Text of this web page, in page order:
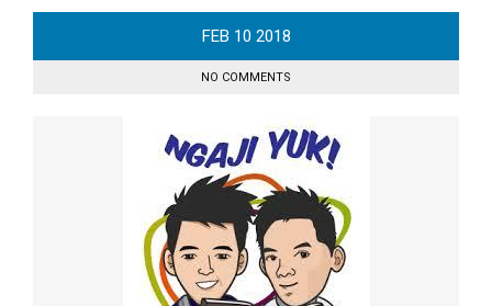
FEB 10 2018
NO COMMENTS